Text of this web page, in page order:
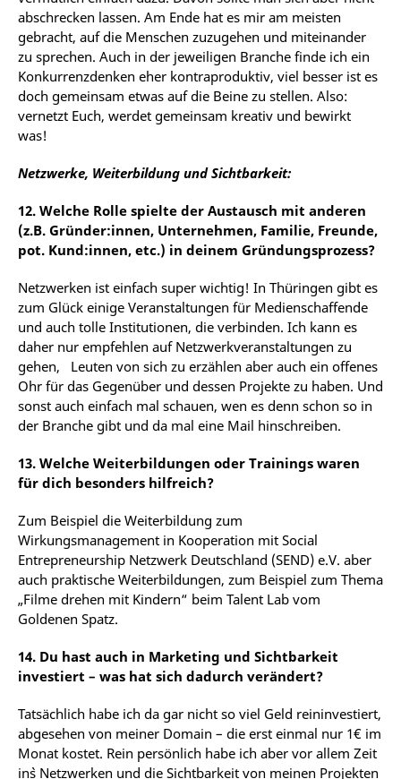
abschrecken lassen. Am Ende hat es mir am meisten
gebracht, auf die Menschen zuzugehen und miteinander
zu sprechen. Auch in der jeweiligen Branche finde ich ein
Konkurrenzdenken eher kontraproduktiv, viel besser ist es
doch gemeinsam etwas auf die Beine zu stellen. Also:
vernetzt Euch, werdet gemeinsam kreativ und bewirkt
was!
Netzwerke, Weiterbildung und Sichtbarkeit:
12. Welche Rolle spielte der Austausch mit anderen
(z.B. Gründer:innen, Unternehmen, Familie, Freunde,
pot. Kund:innen, etc.) in deinem Gründungsprozess?
Netzwerken ist einfach super wichtig! In Thüringen gibt es
zum Glück einige Veranstaltungen für Medienschaffende
und auch tolle Institutionen, die verbinden. Ich kann es
daher nur empfehlen auf Netzwerkveranstaltungen zu
gehen,
Leuten von sich zu erzählen aber auch ein offenes
Ohr für das Gegenüber und dessen Projekte zu haben. Und
sonst auch einfach mal schauen, wen es denn schon so in
der Branche gibt und da mal eine Mail hinschreiben.
13. Welche Weiterbildungen oder Trainings waren
für dich besonders hilfreich?
Zum Beispiel die Weiterbildung zum
Wirkungsmanagement in Kooperation mit Social
Entrepreneurship Netzwerk Deutschland (SEND) e.V. aber
auch praktische Weiterbildungen, zum Beispiel zum Thema
„Filme drehen mit Kindern“ beim Talent Lab vom
Goldenen Spatz.
14. Du hast auch in Marketing und Sichtbarkeit
investiert – was hat sich dadurch verändert?
Tatsächlich habe ich da gar nicht so viel Geld reininvestiert,
abgesehen von meiner Domain – die erst einmal nur 1€ im
Monat kostet. Rein persönlich habe ich aber vor allem Zeit
in`s Netzwerken und die Sichtbarkeit von meinen Projekten